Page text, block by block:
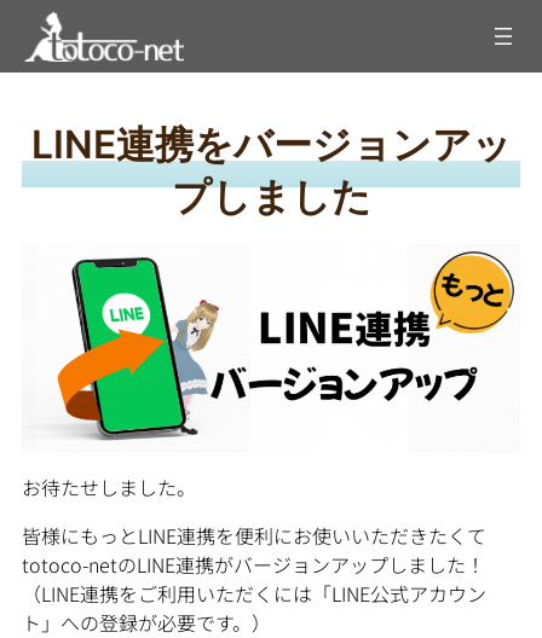
を
LINE連携をバージョンアッ
プしました
お待たせしました。
皆様にもっとLINE連携を便利にお使いいただきたくて
totoco-netのLINE連携がバージョンアップしました！
（LINE連携をご利用いただくには「LINE公式アカウン
ト」への登録が必要です。）